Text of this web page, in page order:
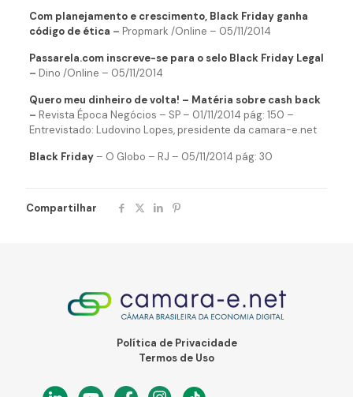
Com planejamento e crescimento, Black Friday ganha
código de ética – Propmark /Online – 05/11/2014
Passarela.com inscreve-se para o selo Black Friday Legal
– Dino /Online – 05/11/2014
Quero meu dinheiro de volta! – Matéria sobre cash back
– Revista Época Negócios – SP – 01/11/2014 pág: 150 –
Entrevistado: Ludovino Lopes, presidente da camara-e.net
Black Friday– O Globo – RJ – 05/11/2014 pág: 30
Compartilhar
Política de Privacidade
Termos de Uso